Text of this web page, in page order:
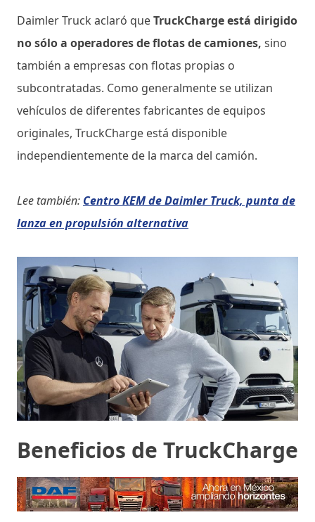
Daimler Truck aclaró queTruckCharge está dirigido
no sólo a operadores de flotas de camiones, sino
también a empresas con flotas propias o
subcontratadas. Como generalmente se utilizan
vehículos de diferentes fabricantes de equipos
originales, TruckCharge está disponible
independientemente de la marca del camión.
Lee también: Centro KEM de Daimler Truck, punta de
lanza en propulsión alternativa
Beneficios de TruckCharge